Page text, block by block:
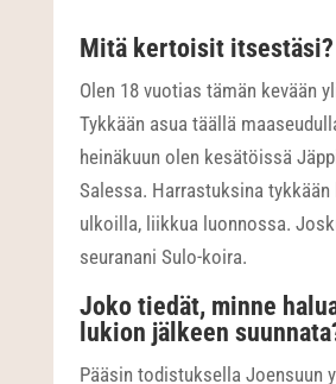
Mitä kertoisit itsestäsi?
Olen 18 vuotias tämän kevään
Tykkään asua täällä
heinäkuun olen kesätöissä
Salessa. Harrastuksina tykkään
ulkoilla, liikkua luonnossa.
seuranani Sulo-koira.
Joko tiedät, minne
lukion jälkeen
Pääsin todistuksella Joensuun